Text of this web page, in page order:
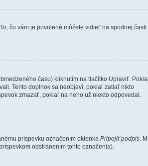
čo vám je povolené môžete vidieť na spodnej časti
času) kliknutím na tlačítko Upraviť.
Tento doplnok sa neobjaví, pokiaľ zatiaľ nikto
zmazať, pokiaľ na neho už niekto odpovedal.
príspevku označením okienka Pripojiť podpis.
odstránením tohto označenia).